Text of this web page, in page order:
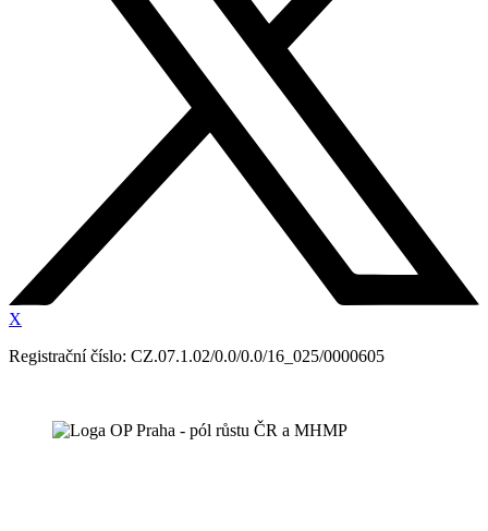
X
Registrační číslo: CZ.07.1.02/0.0/0.0/16_025/0000605